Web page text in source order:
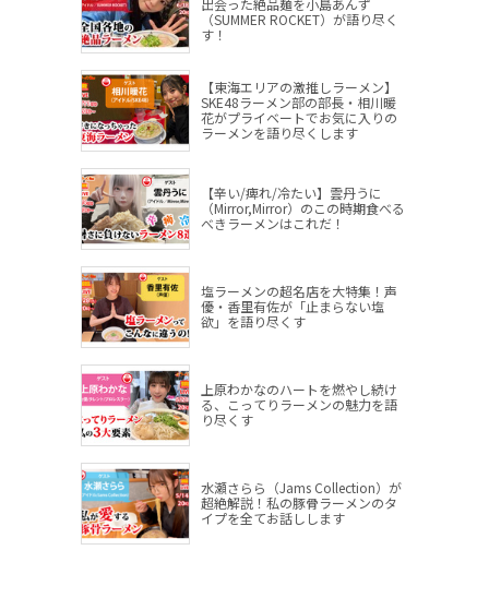
出会った絶品麺を小島あんず
（SUMMER ROCKET）が語り尽く
す！
【東海エリアの激推しラーメン】
SKE48ラーメン部の部長・相川暖
花がプライベートでお気に入りの
ラーメンを語り尽くします
【辛い/痺れ/冷たい】雲丹うに
（Mirror,Mirror）のこの時期食べる
べきラーメンはこれだ！
塩ラーメンの超名店を大特集！声
優・香里有佐が「止まらない塩
欲」を語り尽くす
上原わかなのハートを燃やし続け
る、こってりラーメンの魅力を語
り尽くす
水瀬さらら（Jams Collection）が
超絶解説！私の豚骨ラーメンのタ
イプを全てお話しします